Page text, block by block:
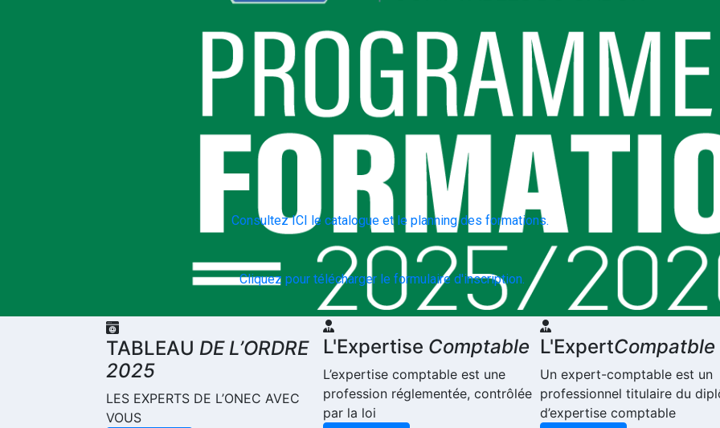
Cliquez pour télécharger le formulaire d'inscription.
Consultez ICI le catalogue et le planning des formations.
TABLEAU DE L’ORDRE
2025
LES EXPERTS DE L’ONEC AVEC
VOUS
L'Expertise Comptable
L’expertise comptable est une
profession réglementée, contrôlée
par la loi
L'ExpertCompatble
Un expert-comptable est un
professionnel titulaire du
d’expertise comptable